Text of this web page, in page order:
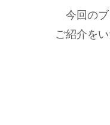
今回のブ
ご紹介をい